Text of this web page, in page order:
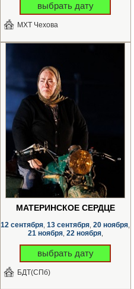
выбрать дату
МХТ Чехова
МАТЕРИНСКОЕ СЕРДЦЕ
12 сентября 13 сентября 20 ноября
21 ноября, 22 ноября,
выбрать дату
БДТ(СПб)